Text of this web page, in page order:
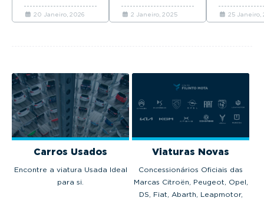
Descubra quais as
marcas que mais
20 Janeiro, 2026
Descubra quais as
marcas que mais
2 Janeiro, 2025
as marcas
modelos
25 Janeiro,
Carros Usados
Encontre a viatura Usada Ideal
para si.
Viaturas Novas
Concessionários Oficiais das
Marcas Citroën, Peugeot, Opel,
DS, Fiat, Abarth, Leapmotor,